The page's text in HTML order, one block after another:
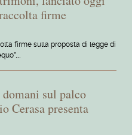
firme
firme sulla proposta di legge di
sul palco
Cerasa presenta